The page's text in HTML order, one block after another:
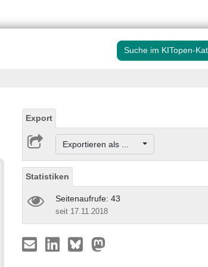
Suche im KITopen-
Export
Exportieren als ...
Statistiken
Seitenaufrufe: 43
seit 17.11.2018